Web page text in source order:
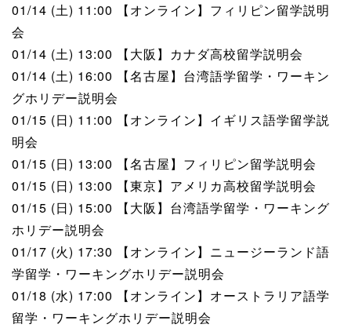
01/14 (土) 11:00 【オンライン】フィリピン留学説明
会
01/14 (土) 13:00 【大阪】カナダ高校留学説明会
01/14 (土) 16:00 【名古屋】台湾語学留学・ワーキン
グホリデー説明会
01/15 (日) 11:00 【オンライン】イギリス語学留学説
明会
01/15 (日) 13:00 【名古屋】フィリピン留学説明会
01/15 (日) 13:00 【東京】アメリカ高校留学説明会
01/15 (日) 15:00 【大阪】台湾語学留学・ワーキング
ホリデー説明会
01/17 (火) 17:30 【オンライン】ニュージーランド語
学留学・ワーキングホリデー説明会
01/18 (水) 17:00 【オンライン】オーストラリア語学
留学・ワーキングホリデー説明会